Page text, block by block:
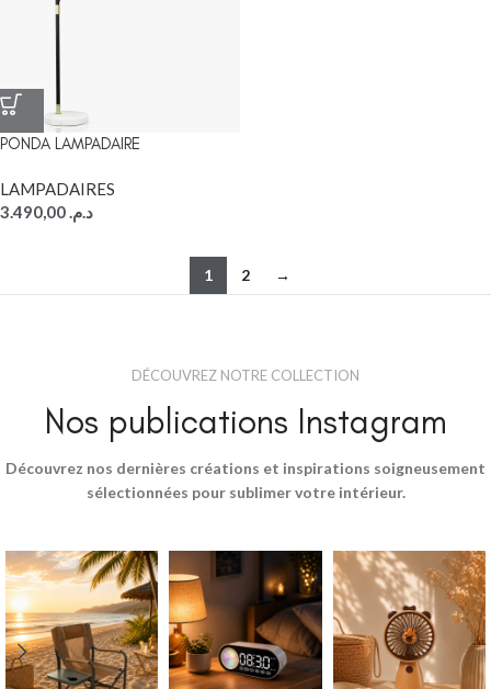
PONDA LAMPADAIRE
LAMPADAIRES
د.م.
1 2 →
DÉCOUVREZ NOTRE COLLECTION
Nos publications Instagram
Découvrez nos dernières créations et inspirations soigneusement
sélectionnées pour sublimer votre intérieur.